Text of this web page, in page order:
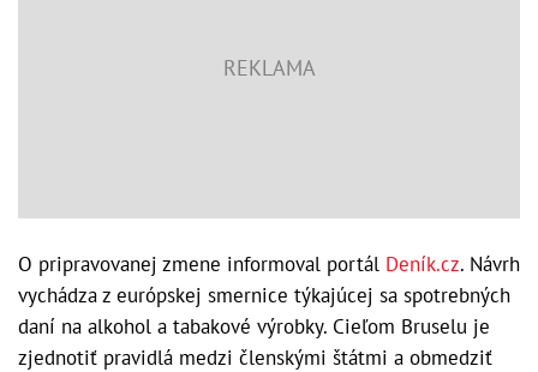
O pripravovanej zmene informoval portál Deník.cz. Návrh
vychádza z európskej smernice týkajúcej sa spotrebných
daní na alkohol a tabakové výrobky. Cieľom Bruselu je
zjednotiť pravidlá medzi členskými štátmi a obmedziť